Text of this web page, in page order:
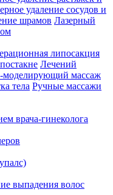
удаление сосудов и
шрамов Лазерный
липосакция
Лечений
моделирующий массаж
тела Ручные массажи
врача-гинеколога
выпадения волос